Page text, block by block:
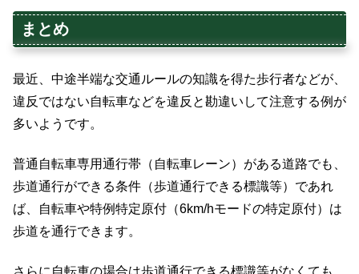
まとめ
最近、中途半端な交通ルールの知識を得た歩行者などが、
違反ではない自転車などを違反と勘違いして注意する例が
多いようです。
普通自転車専用通行帯（自転車レーン）がある道路でも、
歩道通行ができる条件（歩道通行できる標識等）であれ
ば、自転車や特例特定原付（6km/hモードの特定原付）は
歩道を通行できます。